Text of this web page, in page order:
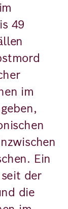
49
im
Ein
der
die